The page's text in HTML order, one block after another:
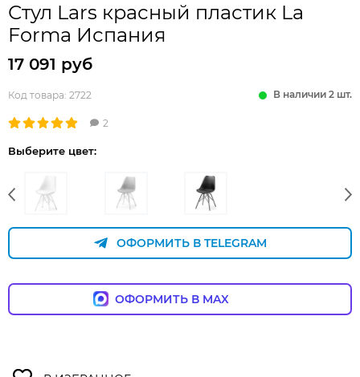
Стул Lars красный пластик La
Forma Испания
17 091 руб
Код товара: 2722 В наличии 2 шт.
2
Выберите цвет:
ОФОРМИТЬ В TELEGRAM
ОФОРМИТЬ В MAX